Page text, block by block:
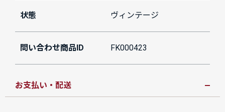
状態 ヴィンテージ
問い合わせ商品ID FK000423
お支払い・配送